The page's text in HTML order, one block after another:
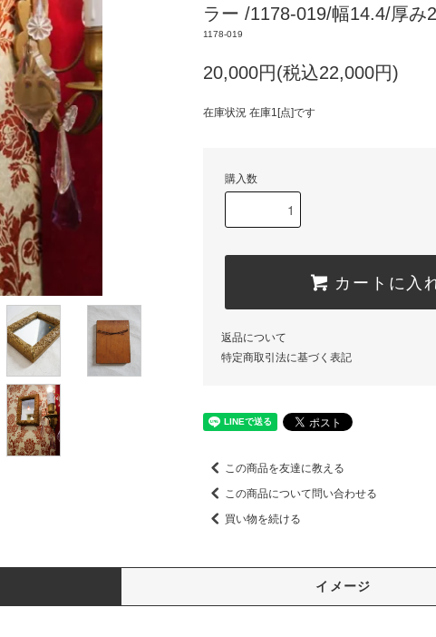
ラー /1178-019/幅14.4/厚み
1178-019
20,000円(税込22,000円)
在庫状況 在庫1[点]です
購入数
カートに入
返品について
特定商取引法に基づく表記
この商品を友達に教える
この商品について問い合わせる
買い物を続ける
イメージ